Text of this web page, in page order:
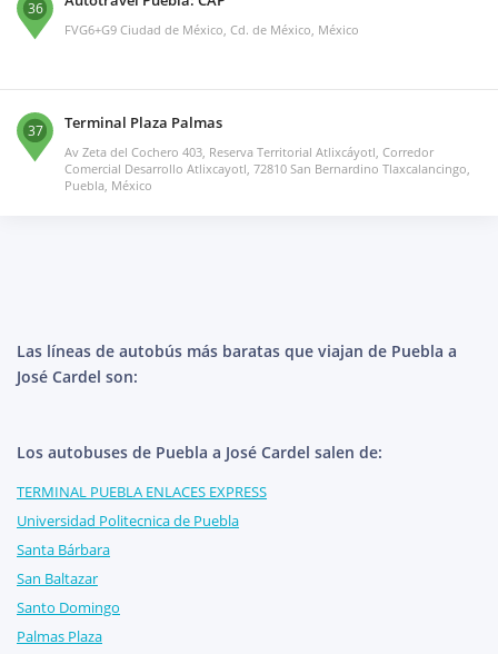
36
FVG6+G9 Ciudad de México, Cd. de México, México
37 Terminal Plaza Palmas
Av Zeta del Cochero 403, Reserva Territorial Atlixcáyotl, Corredor
Comercial Desarrollo Atlixcayotl, 72810 San Bernardino Tlaxcalancingo,
Puebla, México
Las líneas de autobús más baratas que viajan de Puebla a
José Cardel son:
Los autobuses de Puebla a José Cardel salen de:
TERMINAL PUEBLA ENLACES EXPRESS
Universidad Politecnica de Puebla
Santa Bárbara
San Baltazar
Santo Domingo
Palmas Plaza